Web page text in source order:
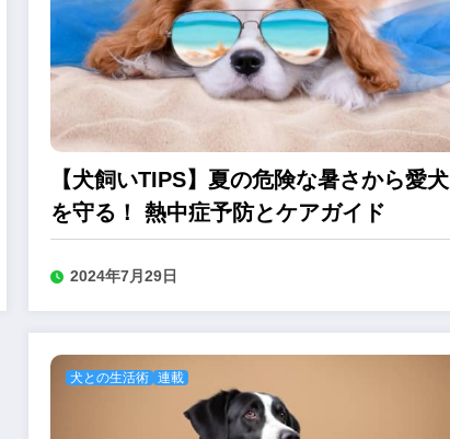
【犬飼いTIPS】夏の危険な暑さから愛犬
を守る！ 熱中症予防とケアガイド
2024年7月29日
犬との生活術 連載